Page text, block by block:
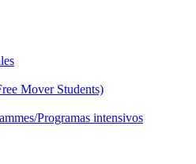
Mover Students)
Programas intensivos